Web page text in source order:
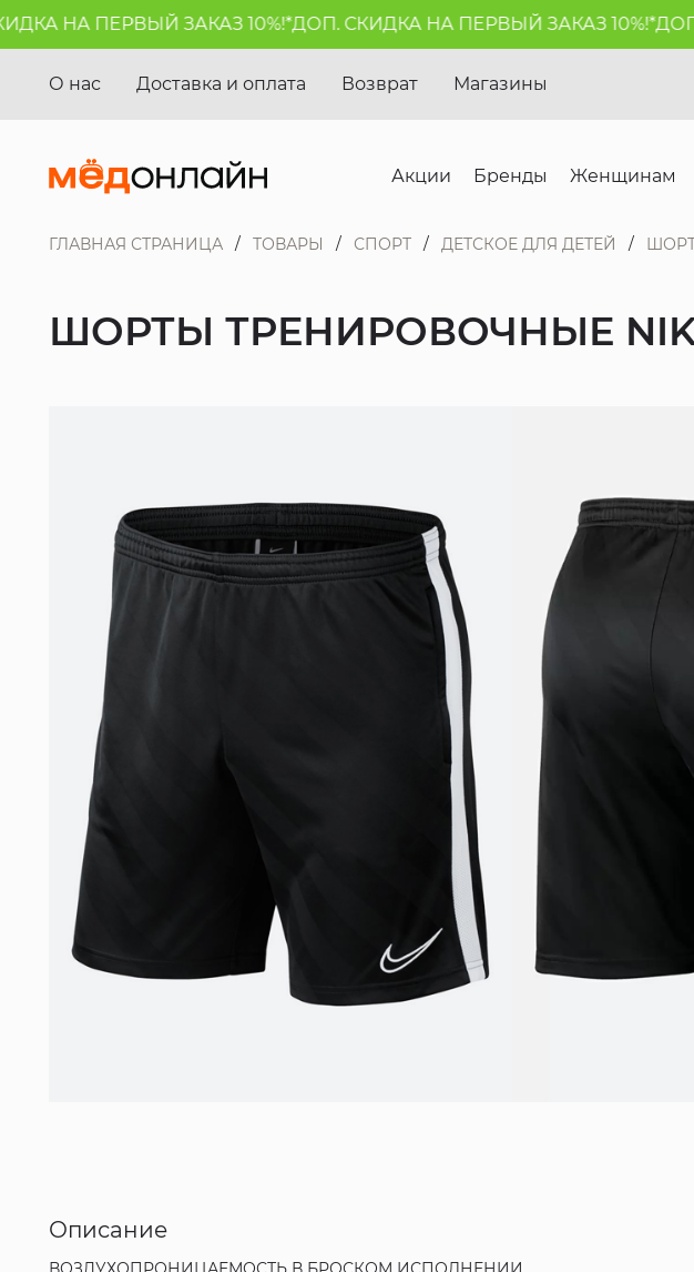
НА ПЕРВЫЙ ЗАКАЗ 10%!*ДОП. СКИДКА НА ПЕРВЫЙ ЗАКАЗ 10%!*ДОП.
О нас Доставка и оплата Возврат Магазины
Акции Бренды Женщинам
ГЛАВНАЯ СТРАНИЦА ТОВАРЫ СПОРТ ДЕТСКОЕ ДЛЯ ДЕТЕЙ
ШОРТЫ ТРЕНИРОВОЧНЫЕ
Описание